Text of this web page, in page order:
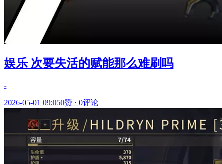
娱乐 次要失活的赋能那么难刷吗
-
2026-05-01 09:050赞 · 0评论